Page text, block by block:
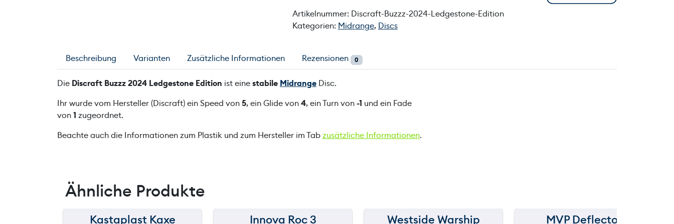
Artikelnummer: Discraft-Buzzz-2024-Ledgestone-Edition
Kategorien: Midrange, Discs
Beschreibung Varianten Zusätzliche Informationen Rezensionen 0
Die Discraft Buzzz 2024 Ledgestone Edition ist einestabile Midrange Disc.
Ihr wurde vom Hersteller (Discraft) ein Speed von5, ein Glide von4, ein Turn von-1 und ein Fade
von1 zugeordnet.
Beachte auch die Informationen zum Plastik und zum Hersteller im Tabzusätzliche Informationen.
Ähnliche Produkte
150 m
Kastaplast Kaxe 150 m
Innova Roc 3 150 m
Westside Warship 150 m
MVP Deflector